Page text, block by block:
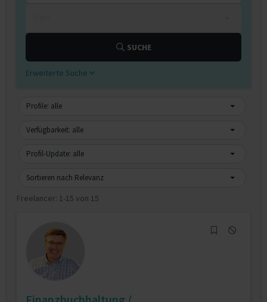
SUCHE
Erweiterte Suche
Profile: alle
Verfügbarkeit: alle
Profil-Update: alle
Sortieren nach Relevanz
Freelancer: 1-15 von 15